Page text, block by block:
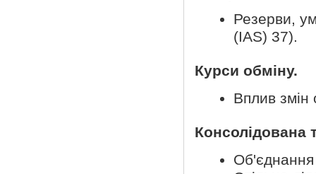
Резерви,
(IAS) 37).
Курси обміну.
Вплив
Консолідована